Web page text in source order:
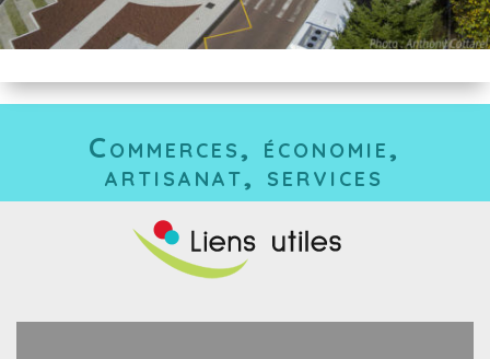
Commerces, économie,
artisanat, services